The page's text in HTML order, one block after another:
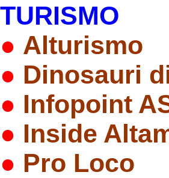
TURISMO
● Alturismo
● Dinosauri
● Infopoint
● Inside
● Pro Loco